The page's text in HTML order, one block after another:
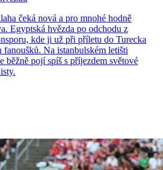
čeká nová a pro mnohé hodně
Egyptská hvězda po odchodu z
kde ji už při příletu do Turecka
Na istanbulském letišti
běžně pojí spíš s příjezdem světové